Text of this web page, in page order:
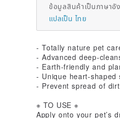
ข้อมูลสินค้าเป็นภาษาอั
แปลเป็น ไทย
- Totally nature pet
- Advanced deep-
- Earth-friendly and
- Unique heart-shaped
- Prevent spread of
※ TO USE ※
Apply onto your pet’s